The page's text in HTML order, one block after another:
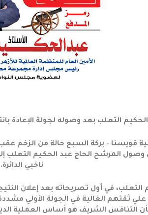
بعد وصوله لجولة الإعادة بانتخابات مجلس النواب
قويسنا – بركة السبع حالة من الزخم
عن وصول المرشح الحاج عبد الحكيم
ناخبي الدائرة.
التعلب، في أول تصريحاته بعد إعلان
علي ثقتهم الغالية في الجولة الأولي
التنافس الشريف هو أساس العملية